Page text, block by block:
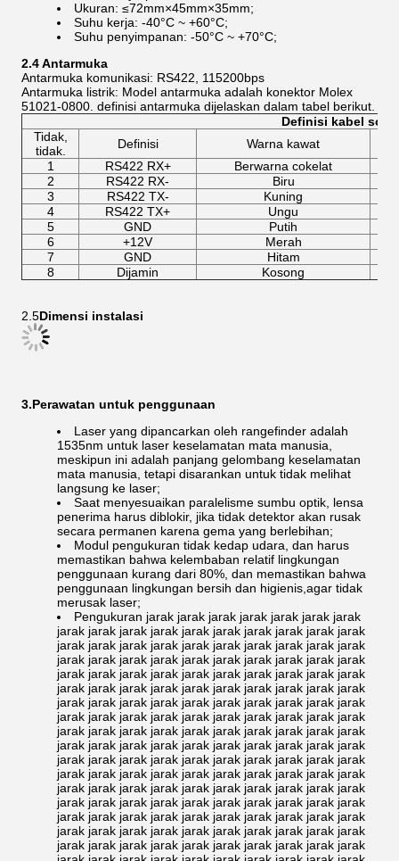
Ukuran: ≤72mm×45mm×35mm;
Suhu kerja: -40°C ~ +60°C;
Suhu penyimpanan: -50°C ~ +70°C;
2.4 Antarmuka
Antarmuka komunikasi: RS422, 115200bps
Antarmuka listrik: Model antarmuka adalah konektor Molex
51021-0800. definisi antarmuka dijelaskan dalam tabel berikut.
Definisi kabel
Tidak,
tidak.
Definisi
Warna kawat
1
RS422 RX+
Berwarna cokelat
2
RS422 RX-
Biru
3
RS422 TX-
Kuning
4
RS422 TX+
Ungu
5
GND
Putih
6
+12V
Merah
7
GND
Hitam
8
Dijamin Kosong
2.5Dimensi instalasi
3.Perawatan untuk penggunaan
Laser yang dipancarkan oleh rangefinder adalah
1535nm untuk laser keselamatan mata manusia,
meskipun ini adalah panjang gelombang keselamatan
mata manusia, tetapi disarankan untuk tidak melihat
langsung ke laser;
Saat menyesuaikan paralelisme sumbu optik, lensa
penerima harus diblokir, jika tidak detektor akan rusak
secara permanen karena gema yang berlebihan;
Modul pengukuran tidak kedap udara, dan harus
memastikan bahwa kelembaban relatif lingkungan
penggunaan kurang dari 80%, dan memastikan bahwa
penggunaan lingkungan bersih dan higienis,agar tidak
merusak laser;
Pengukuran jarak jarak jarak jarak jarak jarak jarak
jarak jarak jarak jarak jarak jarak jarak jarak jarak jarak
jarak jarak jarak jarak jarak jarak jarak jarak jarak jarak
jarak jarak jarak jarak jarak jarak jarak jarak jarak jarak
jarak jarak jarak jarak jarak jarak jarak jarak jarak jarak
jarak jarak jarak jarak jarak jarak jarak jarak jarak jarak
jarak jarak jarak jarak jarak jarak jarak jarak jarak jarak
jarak jarak jarak jarak jarak jarak jarak jarak jarak jarak
jarak jarak jarak jarak jarak jarak jarak jarak jarak jarak
jarak jarak jarak jarak jarak jarak jarak jarak jarak jarak
jarak jarak jarak jarak jarak jarak jarak jarak jarak jarak
jarak jarak jarak jarak jarak jarak jarak jarak jarak jarak
jarak jarak jarak jarak jarak jarak jarak jarak jarak jarak
jarak jarak jarak jarak jarak jarak jarak jarak jarak jarak
jarak jarak jarak jarak jarak jarak jarak jarak jarak jarak
jarak jarak jarak jarak jarak jarak jarak jarak jarak jarak
jarak jarak jarak jarak jarak jarak jarak jarak jarak jarak